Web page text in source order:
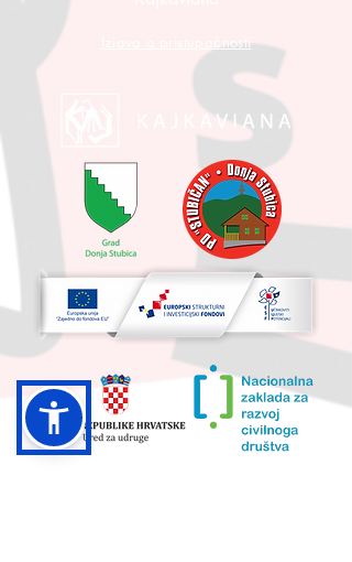
Izjava o pristupačnosti